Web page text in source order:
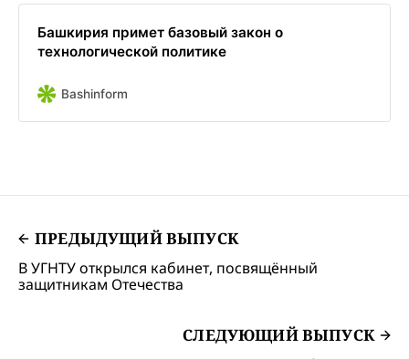
Башкирия примет базовый закон о
технологической политике
Bashinform
ПРЕДЫДУЩИЙ ВЫПУСК
В УГНТУ открылся кабинет, посвящённый
защитникам Отечества
СЛЕДУЮЩИЙ ВЫПУСК